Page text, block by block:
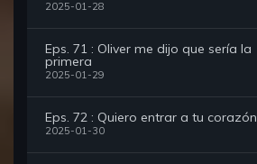
2025-01-28
Eps. 71 : Oliver me dijo que sería la
primera
2025-01-29
Eps. 72 : Quiero entrar a tu corazón
2025-01-30